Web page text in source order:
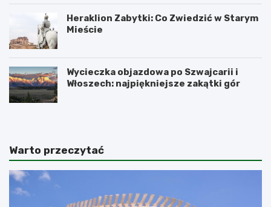
Heraklion Zabytki: Co Zwiedzić w Starym
Mieście
Wycieczka objazdowa po Szwajcarii i
Włoszech: najpiękniejsze zakątki gór
Warto przeczytać